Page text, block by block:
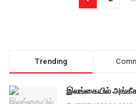
Trending
இலங்கையில்